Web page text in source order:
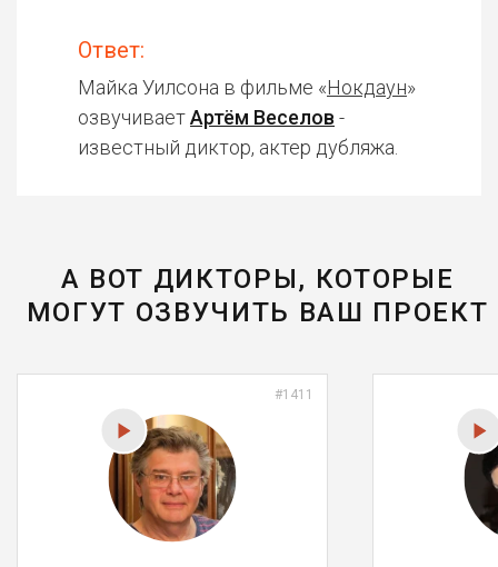
Ответ:
Майка Уилсона в фильме «Нокдаун»
озвучиваетАртём Веселов -
известный диктор, актер дубляжа.
А ВОТ ДИКТОРЫ, КОТОРЫЕ
МОГУТ ОЗВУЧИТЬ ВАШ ПРОЕКТ
#1411